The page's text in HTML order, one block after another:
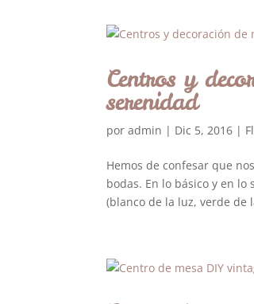
Centros y
serenidad
poradmin | Dic 5, 2016 |
Hemos de confesar que
bodas. En lo básico y en lo
(blanco de la luz, verde de